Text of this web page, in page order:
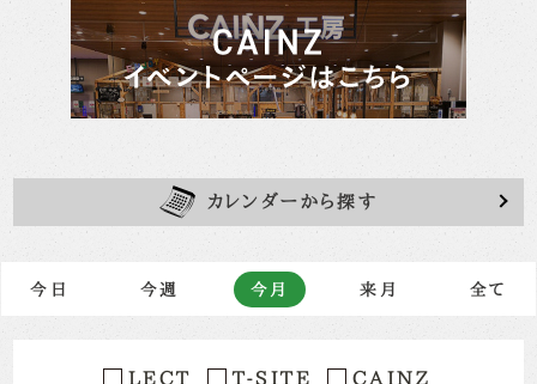
カレンダーから探す
今日 今週 今月 来月 全て
LECT T-SITE CAINZ